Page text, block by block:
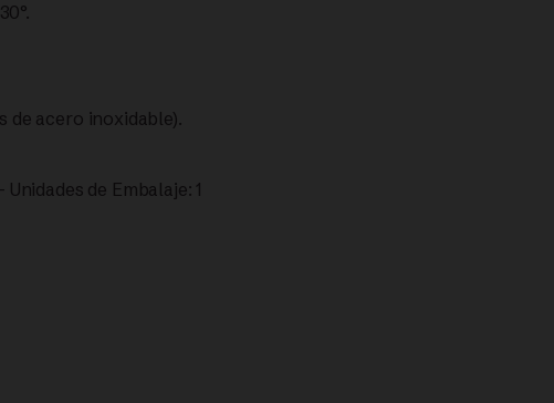
de acero inoxidable).
de Embalaje: 1